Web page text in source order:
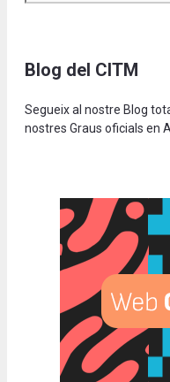
Blog del CITM
Segueix al nostre Blog
nostres Graus oficials en